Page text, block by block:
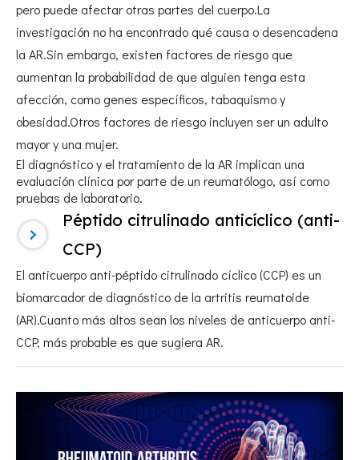
pero puede afectar otras partes del cuerpo.La
investigación no ha encontrado qué causa o desencadena
la AR.Sin embargo, existen factores de riesgo que
aumentan la probabilidad de que alguien tenga esta
afección, como genes específicos, tabaquismo y
obesidad.Otros factores de riesgo incluyen ser un adulto
mayor y una mujer.
El diagnóstico y el tratamiento de la AR implican una
evaluación clínica por parte de un reumatólogo, así como
pruebas de laboratorio.
Péptido citrulinado anticíclico (anti-
CCP)
El anticuerpo anti-péptido citrulinado cíclico (CCP) es un
biomarcador de diagnóstico de la artritis reumatoide
(AR).Cuanto más altos sean los niveles de anticuerpo anti-
CCP, más probable es que sugiera AR.